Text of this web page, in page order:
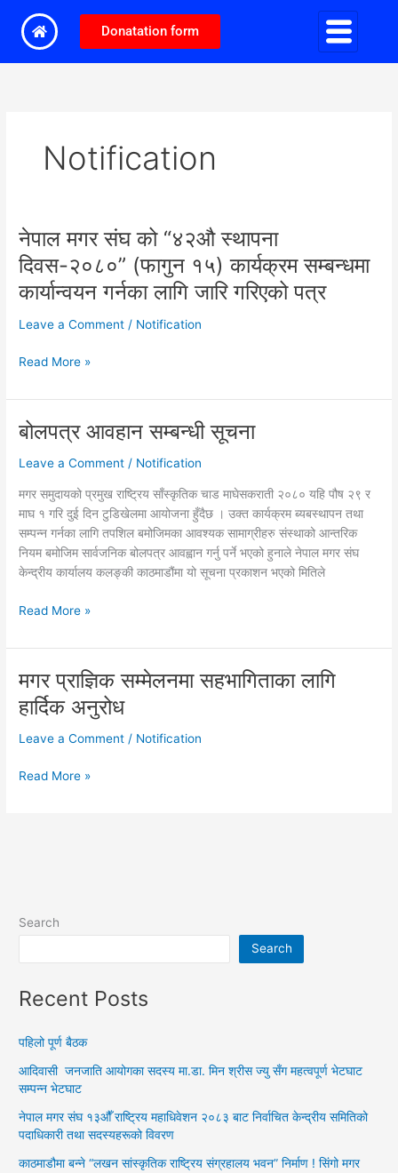
content
Donatation form
Notification
नेपाल मगर संघ को “४२औ स्थापना
दिवस-२०८०” (फागुन १५) कार्यक्रम सम्बन्धमा
कार्यान्वयन गर्नका लागि जारि गरिएको पत्र
Leave a Comment / Notification
नेपाल
मगर
संघ
को
स्थापना
(फागुन
सम्बन्धमा
गर्नका
लागि
जारि
गरिएको
पत्र
Read More »
बोलपत्र आवहान सम्बन्धी सूचना
Leave a Comment / Notification
मगर समुदायको प्रमुख राष्ट्रिय साँस्कृतिक चाड माघेसकराती २०८० यहि पौष २९ र
माघ १ गरि दुई दिन टुडिखेलमा आयोजना हुँदैछ । उक्त कार्यक्रम ब्यबस्थापन तथा
सम्पन्न गर्नका लागि तपशिल बमोजिमका आवश्यक सामाग्रीहरु संस्थाको आन्तरिक
नियम बमोजिम सार्वजनिक बोलपत्र आवह्वान गर्नु पर्ने भएको हुनाले नेपाल मगर संघ
केन्द्रीय कार्यालय कलङ्की काठमाडौंमा यो सूचना प्रकाशन भएको मितिले
बोलपत्र
सम्बन्धी
Read More »
मगर प्राज्ञिक सम्मेलनमा सहभागिताका लागि
हार्दिक अनुरोध
Leave a Comment / Notification
मगर
प्राज्ञिक
सम्मेलनमा
सहभागिताका
हार्दिक
Read More »
Search
Search
Recent Posts
पहिलो पूर्ण बैठक
आदिवासी जनजाति आयोगका सदस्य मा.डा. मिन श्रीस ज्यु सँग महत्वपूर्ण भेटघाट
सम्पन्न भेटघाट
नेपाल मगर संघ १३औँ राष्ट्रिय महाधिवेशन २०८३ बाट निर्वाचित केन्द्रीय समितिको
पदाधिकारी तथा सदस्यहरूको विवरण
काठमाडौमा बन्ने “लखन सांस्कृतिक राष्ट्रिय संग्रहालय भवन” निर्माण ! सिंगो मगर